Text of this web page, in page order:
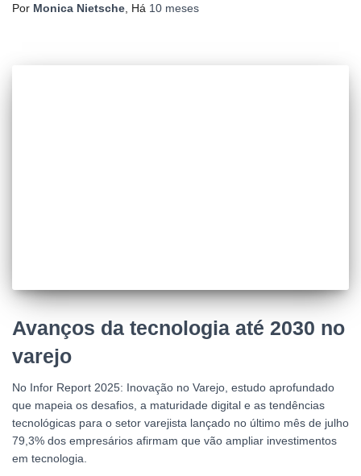
Por Monica Nietsche , Há 10 meses
Avanços da tecnologia até 2030 no
varejo
No Infor Report 2025: Inovação no Varejo, estudo aprofundado
que mapeia os desafios, a maturidade digital e as tendências
tecnológicas para o setor varejista lançado no último mês de julho
79,3% dos empresários afirmam que vão ampliar investimentos
em tecnologia.